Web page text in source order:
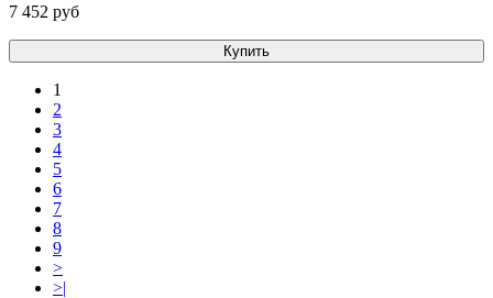
7 452 pуб
Купить
1
2
3
4
5
6
7
8
9
>
>|